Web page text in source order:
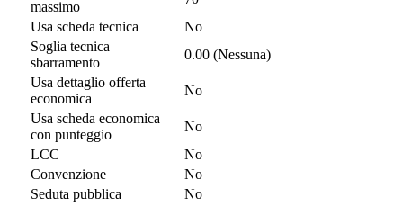
massimo
Usa scheda tecnica
No
Soglia tecnica
sbarramento
0.00 (Nessuna)
Usa dettaglio offerta
economica
No
Usa scheda economica
con punteggio
No
LCC
No
Convenzione
No
Seduta pubblica
No